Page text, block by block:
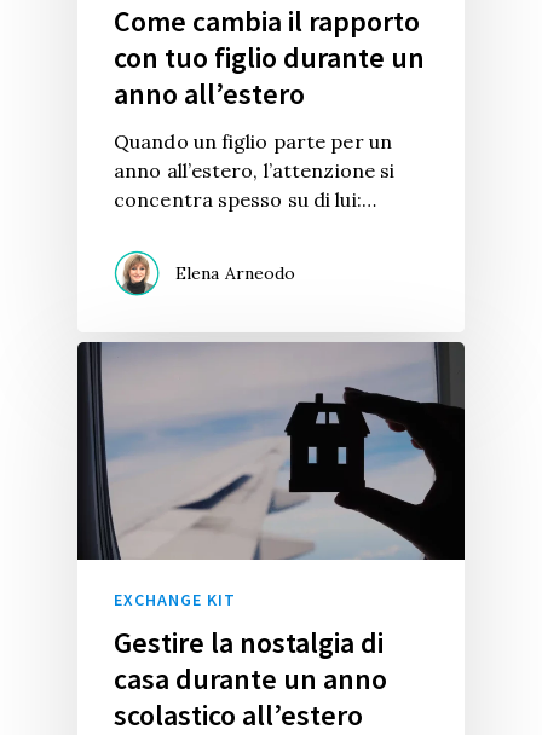
Come cambia il rapporto
con tuo figlio durante un
anno all’estero
Quando un figlio parte per un
anno all’estero, l’attenzione si
concentra spesso su di lui:…
Elena Arneodo
EXCHANGE KIT
Gestire la nostalgia di
casa durante un anno
scolastico all’estero